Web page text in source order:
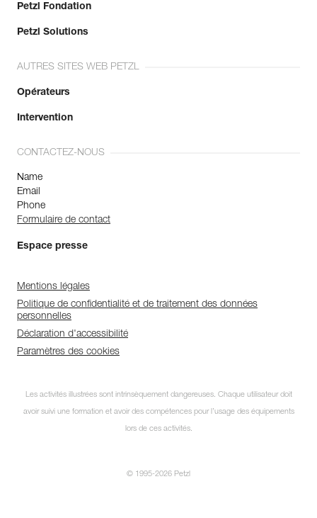
Petzl Fondation
Petzl Solutions
AUTRES SITES WEB PETZL
Opérateurs
Intervention
CONTACTEZ-NOUS
Name
Email
Phone
Formulaire de contact
Espace presse
Mentions légales
Politique de confidentialité et de traitement des données
personnelles
Déclaration d'accessibilité
Paramètres des cookies
Les activités illustrées sont intrinsèquement dangereuses. Chaque utilisateur doit
avoir suivi une formation et avoir des compétences pour l’usage des équipements
lors de ces activités.
© 1995-2026 Petzl